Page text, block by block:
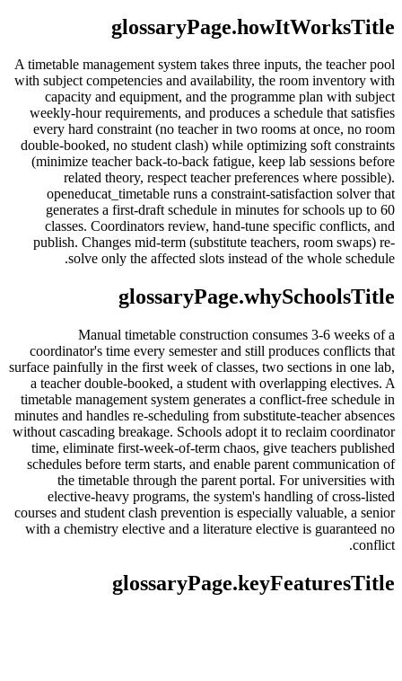
glossaryPage.howItWorksTitle
A timetable management system takes three inputs, the teacher pool
with subject competencies and availability, the room inventory with
capacity and equipment, and the programme plan with subject
weekly-hour requirements, and produces a schedule that satisfies
every hard constraint (no teacher in two rooms at once, no room
double-booked, no student clash) while optimizing soft constraints
(minimize teacher back-to-back fatigue, keep lab sessions before
related theory, respect teacher preferences where possible).
openeducat_timetable runs a constraint-satisfaction solver that
generates a first-draft schedule in minutes for schools up to 60
classes. Coordinators review, hand-tune specific conflicts, and
publish. Changes mid-term (substitute teachers, room swaps) re-
solve only the affected slots instead of the whole schedule.
glossaryPage.whySchoolsTitle
Manual timetable construction consumes 3-6 weeks of a
coordinator's time every semester and still produces conflicts that
surface painfully in the first week of classes, two sections in one lab,
a teacher double-booked, a student with overlapping electives. A
timetable management system generates a conflict-free schedule in
minutes and handles re-scheduling from substitute-teacher absences
without cascading breakage. Schools adopt it to reclaim coordinator
time, eliminate first-week-of-term chaos, give teachers published
schedules before term starts, and enable parent communication of
the timetable through the parent portal. For universities with
elective-heavy programs, the system's handling of cross-listed
courses and student clash prevention is especially valuable, a senior
with a chemistry elective and a literature elective is guaranteed no
conflict.
glossaryPage.keyFeaturesTitle